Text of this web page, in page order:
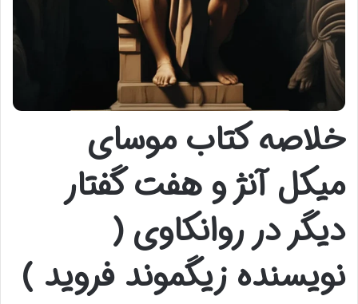
خلاصه کتاب موسای
میکل آنژ و هفت گفتار
دیگر در روانکاوی (
نویسنده زیگموند فروید )